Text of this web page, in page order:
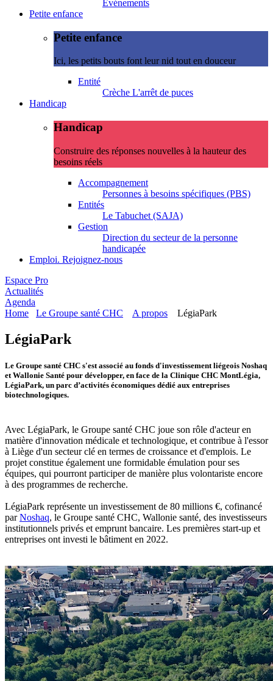
Evénements
Petite enfance
Petite enfance
Ici, les petits bouts font leur nid tout en douceur
Entité
Crèche L'arrêt de puces
Handicap
Handicap
Construire des réponses nouvelles à la hauteur des
besoins réels
Accompagnement
Personnes à besoins spécifiques (PBS)
Entités
Le Tabuchet (SAJA)
Gestion
Direction du secteur de la personne
handicapée
Emploi. Rejoignez-nous
Espace Pro
Actualités
Agenda
Home
Le Groupe santé CHC A propos LégiaPark
LégiaPark
Le Groupe santé CHC s'est associé au fonds d'investissement liégeois Noshaq
et Wallonie Santé pour développer, en face de la Clinique CHC MontLégia,
LégiaPark, un parc d’activités économiques dédié aux entreprises
biotechnologiques.
Avec LégiaPark, le Groupe santé CHC joue son rôle d'acteur en
matière d'innovation médicale et technologique, et contribue à l'essor
à Liège d'un secteur clé en termes de croissance et d'emplois. Le
projet constitue également une formidable émulation pour ses
équipes, qui pourront participer de manière plus volontariste encore
à des programmes de recherche.
LégiaPark représente un investissement de 80 millions €, cofinancé
parNoshaq, le Groupe santé CHC, Wallonie santé, des investisseurs
institutionnels privés et emprunt bancaire. Les premières start-up et
entreprises ont investi le bâtiment en 2022.